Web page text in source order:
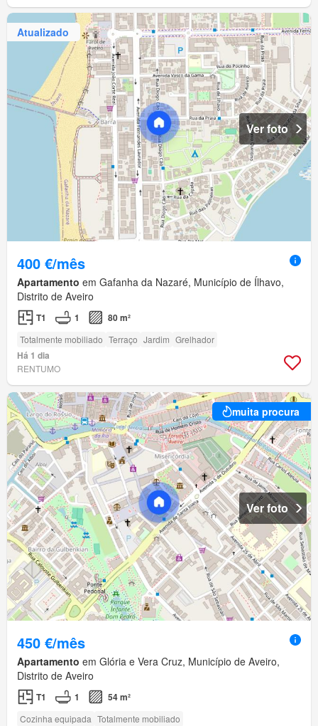
Atualizado
Ver foto
400 €/mês
Apartamento em Gafanha da Nazaré, Município de Ílhavo,
Distrito de Aveiro
T1 1 80 m²
Totalmente mobiliado Terraço Jardim Grelhador
Há 1 dia
RENTUMO
muita procura
Ver foto
450 €/mês
Apartamento em Glória e Vera Cruz, Município de Aveiro,
Distrito de Aveiro
T1 1 54 m²
Cozinha equipada Totalmente mobiliado